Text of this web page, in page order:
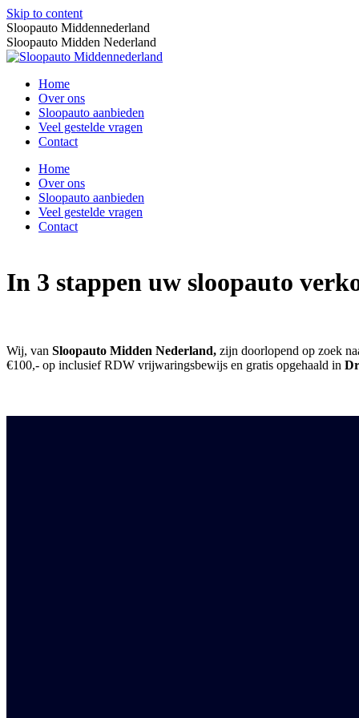
Skip to content
Sloopauto Middennederland
Sloopauto Midden Nederland
Home
Over ons
Sloopauto aanbieden
Veel gestelde vragen
Contact
Home
Over ons
Sloopauto aanbieden
Veel gestelde vragen
Contact
In 3 stappen uw sloopauto
Wij, van Sloopauto Midden Nederland, zijn doorlopend op zoek
€100,- op inclusief RDW vrijwaringsbewijs en gratis opgehaald in